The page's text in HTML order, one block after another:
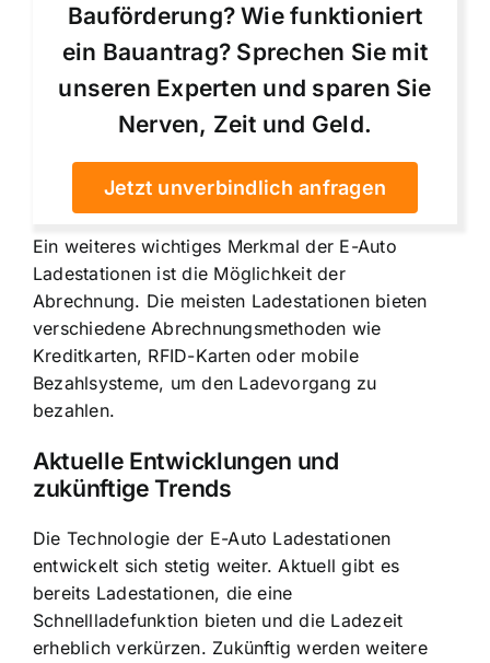
Bauförderung? Wie funktioniert
ein Bauantrag? Sprechen Sie mit
unseren Experten und sparen Sie
Nerven, Zeit und Geld.
Jetzt unverbindlich anfragen
Ein weiteres wichtiges Merkmal der E-Auto
Ladestationen ist die Möglichkeit der
Abrechnung. Die meisten Ladestationen bieten
verschiedene Abrechnungsmethoden wie
Kreditkarten, RFID-Karten oder mobile
Bezahlsysteme, um den Ladevorgang zu
bezahlen.
Aktuelle Entwicklungen und
zukünftige Trends
Die Technologie der E-Auto Ladestationen
entwickelt sich stetig weiter. Aktuell gibt es
bereits Ladestationen, die eine
Schnellladefunktion bieten und die Ladezeit
erheblich verkürzen. Zukünftig werden weitere